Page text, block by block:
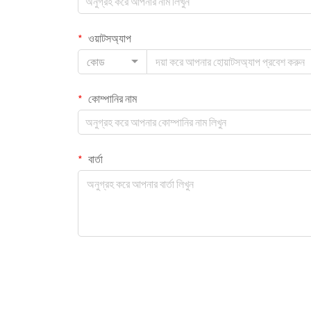
ওয়াটসঅ্যাপ
কোড
কোম্পানির নাম
বার্তা